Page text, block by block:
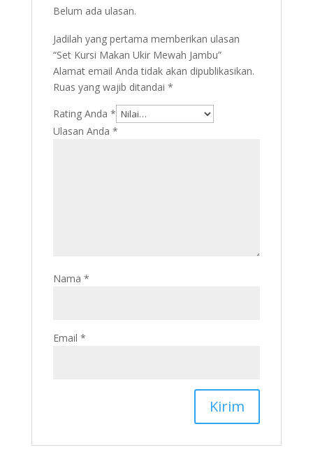
Belum ada ulasan.
Jadilah yang pertama memberikan ulasan
“Set Kursi Makan Ukir Mewah Jambu”
Alamat email Anda tidak akan dipublikasikan.
Ruas yang wajib ditandai *
Rating Anda *
Ulasan Anda *
Nama *
Email *